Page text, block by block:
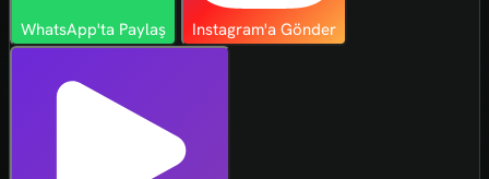
WhatsApp'ta Paylaş Instagram'a Gönder